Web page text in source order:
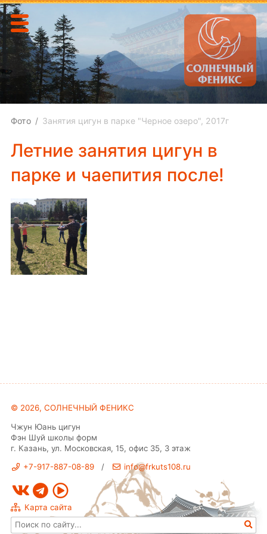
Фото Занятия цигун в парке "Черное озеро", 2017г
Летние занятия цигун в
парке и чаепития после!
© 2026,СОЛНЕЧНЫЙ ФЕНИКС
Чжун Юань цигун
Фэн Шуй школы форм
г. Казань, ул. Московская, 15, офис 35, 3 этаж
+7-917-887-08-89/ info@frkuts108.ru
Карта сайта